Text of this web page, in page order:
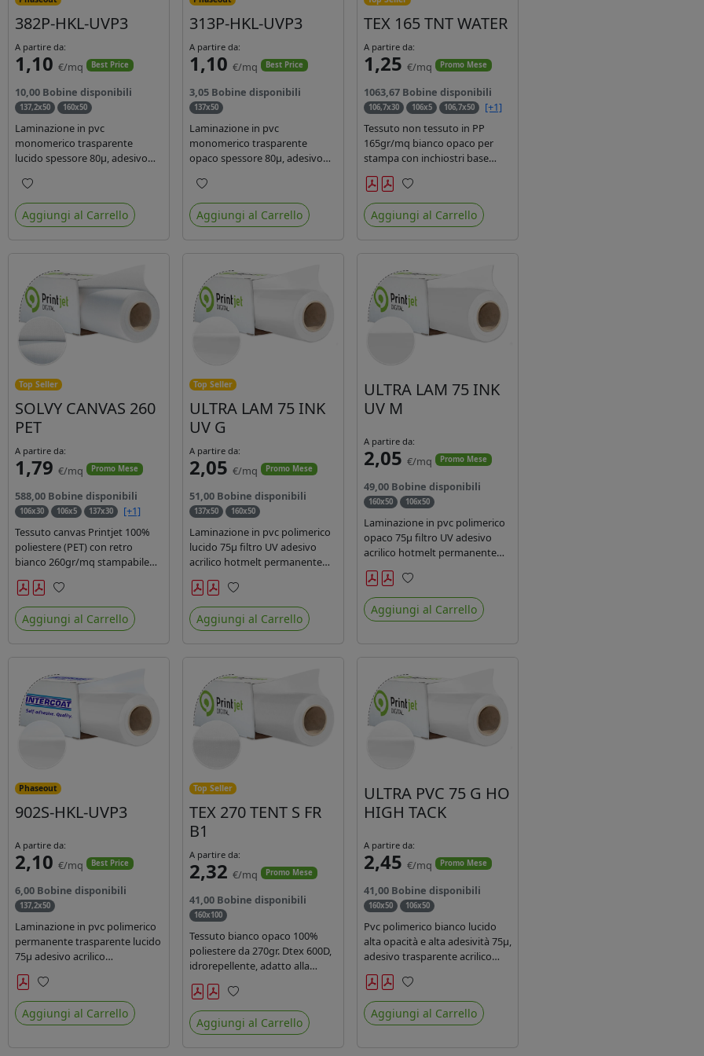
382P-HKL-UVP3
A partire da:
1,10 €/mq Best Price
10,00 Bobine disponibili
137,2x50 160x50
Laminazione in pvc
monomerico trasparente
lucido spessore 80µ, adesivo
permanente, liner in carta
glassine siliconata da 72 gr.
Durata 3 anni, ideale per
Preferiti
Aggiungi al Carrello
313P-HKL-UVP3
A partire da:
1,10 €/mq Best Price
3,05 Bobine disponibili
137x50
Laminazione in pvc
monomerico trasparente
opaco spessore 80µ, adesivo
specifico per ink uv, liner in
carta kraft da 90gr. Durata 3
anni, dotata di filtro uv, idonea
Preferiti
Aggiungi al Carrello
TEX 165 TNT WATER
A partire da:
1,25 €/mq Promo Mese
1063,67 Bobine disponibili
106,7x30 106x5 106,7x50
[+1]
Tessuto non tessuto in PP
165gr/mq bianco opaco per
stampa con inchiostri base
acqua, latex, uv, ecosolvente.
Finitura a rombi spundbond e
coating superficiale con totale
assenza di peluria. Occhiellabile,
Preferiti
Aggiungi al Carrello
Top Seller
SOLVY CANVAS 260
PET
A partire da:
1,79 €/mq Promo Mese
588,00 Bobine disponibili
106x30 106x5 137x30
[+1]
Tessuto canvas Printjet 100%
poliestere (PET) con retro
bianco 260gr/mq stampabile
con inchiostri solvente,
ecosolvente, uv e latex.
Preferiti
Aggiungi al Carrello
Top Seller
ULTRA LAM 75 INK
UV G
A partire da:
2,05 €/mq Promo Mese
51,00 Bobine disponibili
137x50 160x50
Laminazione in pvc polimerico
lucido 75µ filtro UV adesivo
acrilico hotmelt permanente
specifico per stampe con
inchiostri UV durata 7 anni
indoor e 5 outdoor. Dotato di
certificato ignifugo Bs1d0.
Preferiti
Aggiungi al Carrello
ULTRA LAM 75 INK
UV M
A partire da:
2,05 €/mq Promo Mese
49,00 Bobine disponibili
160x50 106x50
Laminazione in pvc polimerico
opaco 75µ filtro UV adesivo
acrilico hotmelt permanente
specifico per stampe con
inchiostri UV durata 7 anni
indoor e 5 outdoor. Dotato di
certificato ignifugo Bs1d0.
Preferiti
Aggiungi al Carrello
Phaseout
902S-HKL-UVP3
A partire da:
2,10 €/mq Best Price
6,00 Bobine disponibili
137,2x50
Laminazione in pvc polimerico
permanente trasparente lucido
75µ adesivo acrilico
permanente durata 5 anni con
filtro uv, carta kraft. Ideale per
stampe con inchiostro
ecosolvente, UV e latex.
Preferiti
Aggiungi al Carrello
Top Seller
TEX 270 TENT S FR
B1
A partire da:
2,32 €/mq Promo Mese
41,00 Bobine disponibili
160x100
Tessuto bianco opaco 100%
poliestere da 270gr. Dtex 600D,
idrorepellente, adatto alla
stampa solvente, ecosolvente,
uv, latex (di terza generazione).
Ideale per tende ,coperture
gazebo, prodotti gonfiabili o
Preferiti
Aggiungi al Carrello
ULTRA PVC 75 G HO
HIGH TACK
A partire da:
2,45 €/mq Promo Mese
41,00 Bobine disponibili
160x50 106x50
Pvc polimerico bianco lucido
alta opacità e alta adesività 75µ,
adesivo trasparente acrilico
hotmelt permanente, durata 5-
7 anni, liner 140gr PE su
entrambi lati. Prestazioni di alto
livello. Dotato di certificato
Preferiti
Aggiungi al Carrello